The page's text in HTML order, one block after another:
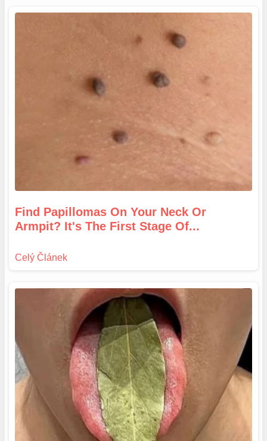
Find Papillomas On Your Neck Or
Armpit? It's The First Stage Of...